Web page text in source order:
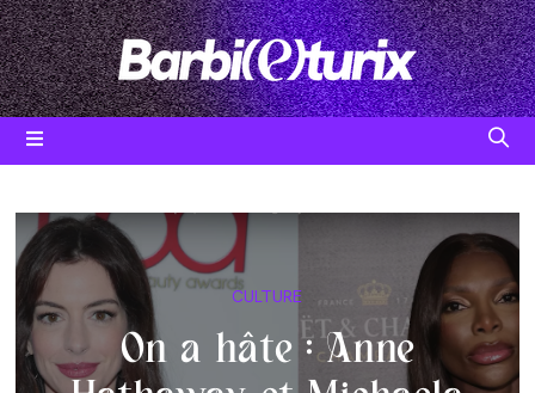
Skip
to
content
Post
category:
CULTURE
On a hâte : Anne